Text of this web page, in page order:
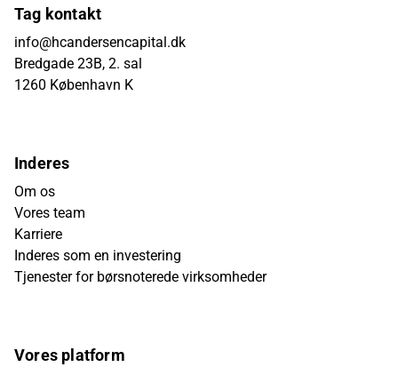
Tag kontakt
info@hcandersencapital.dk
Bredgade 23B, 2. sal
1260 København K
Inderes
Om os
Vores team
Karriere
Inderes som en investering
Tjenester for børsnoterede virksomheder
Vores platform